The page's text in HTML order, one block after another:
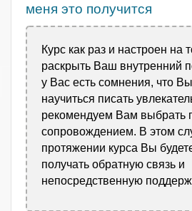
меня это получится
Курс как раз и настроен на
раскрыть Ваш внутренний
у Вас есть сомнения, что
научиться писать
рекомендуем Вам выбрать
сопровождением. В этом
протяжении курса Вы
получать обратную связь и
непосредственную